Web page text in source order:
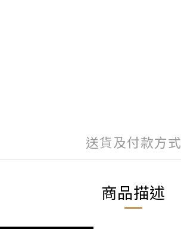
送貨及付款方式
商品描述